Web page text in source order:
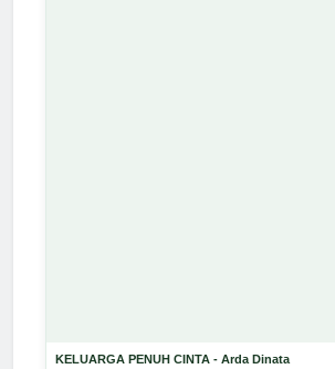
KELUARGA PENUH CINTA - Arda Dinata